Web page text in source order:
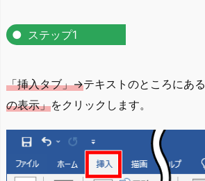
ステップ1
「挿入タブ」→テキストのところにある
の表示」をクリックします。